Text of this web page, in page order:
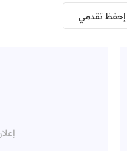
إحفظ تقدمي